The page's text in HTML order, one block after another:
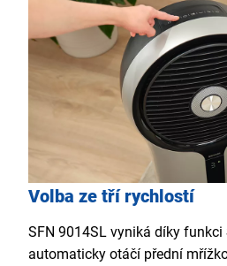
Volba ze tří rychlostí
SFN 9014SL vyniká díky funkci
automaticky otáčí přední